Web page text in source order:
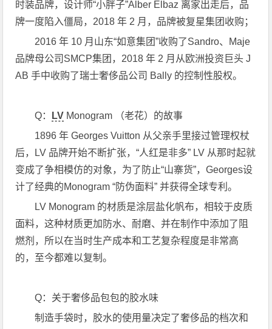
时装品牌，设计师“小胖子”Alber Elbaz 离家出走后，品
牌一度陷入僵局，2018 年 2 月，品牌被复星集团收购；
2016 年 10 月山东“如意集团”收购了Sandro、Maje
品牌母公司SMCP集团，2018 年 2 月从欧洲投资巨头 J
AB 手中收购了瑞士奢侈品公司 Bally 的控制性股权。
Q： LV Monogram （老花）的故事
1896 年 Georges Vuitton 从父亲手里接过管理权杖
后，LV 品牌开始不断扩张，“人红是非多” LV 从那时起就
变成了争相模仿的对象，为了防止“山寨货”，Georges设
计了经典的Monogram “防伪面料” 并获得全球专利。
LV Monogram 的材质是涂层盐化帆布，相较于皮质
面料，这种材质更加防水、耐磨、并在制作中添加了阻
燃剂，所以在当时生产成本和工艺复杂程度是非常高
的，至今都难以复制。
Q：关于奢侈品包包的胶水味
制造手袋时，胶水的使用量决定了奢侈品的档次和